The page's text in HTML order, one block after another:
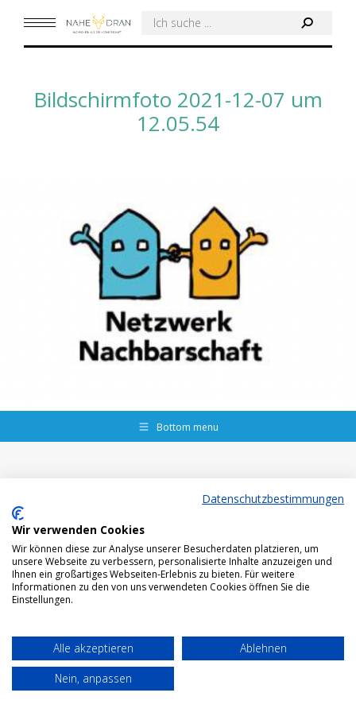
Search:
Bildschirmfoto 2021-12-07 um
12.05.54
Bottom menu
Datenschutzbestimmungen
Wir verwenden Cookies
Wir können diese zur Analyse unserer Besucherdaten platzieren, um
unsere Webseite zu verbessern, personalisierte Inhalte anzuzeigen und
Ihnen ein großartiges Webseiten-Erlebnis zu bieten. Für weitere
Informationen zu den von uns verwendeten Cookies öffnen Sie die
Einstellungen.
Alle akzeptieren
Ablehnen
Nein, anpassen